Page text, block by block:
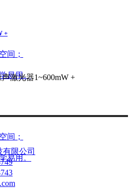
+
间；
易用。
间；
易用。
声激光器1~600mW +
限公司